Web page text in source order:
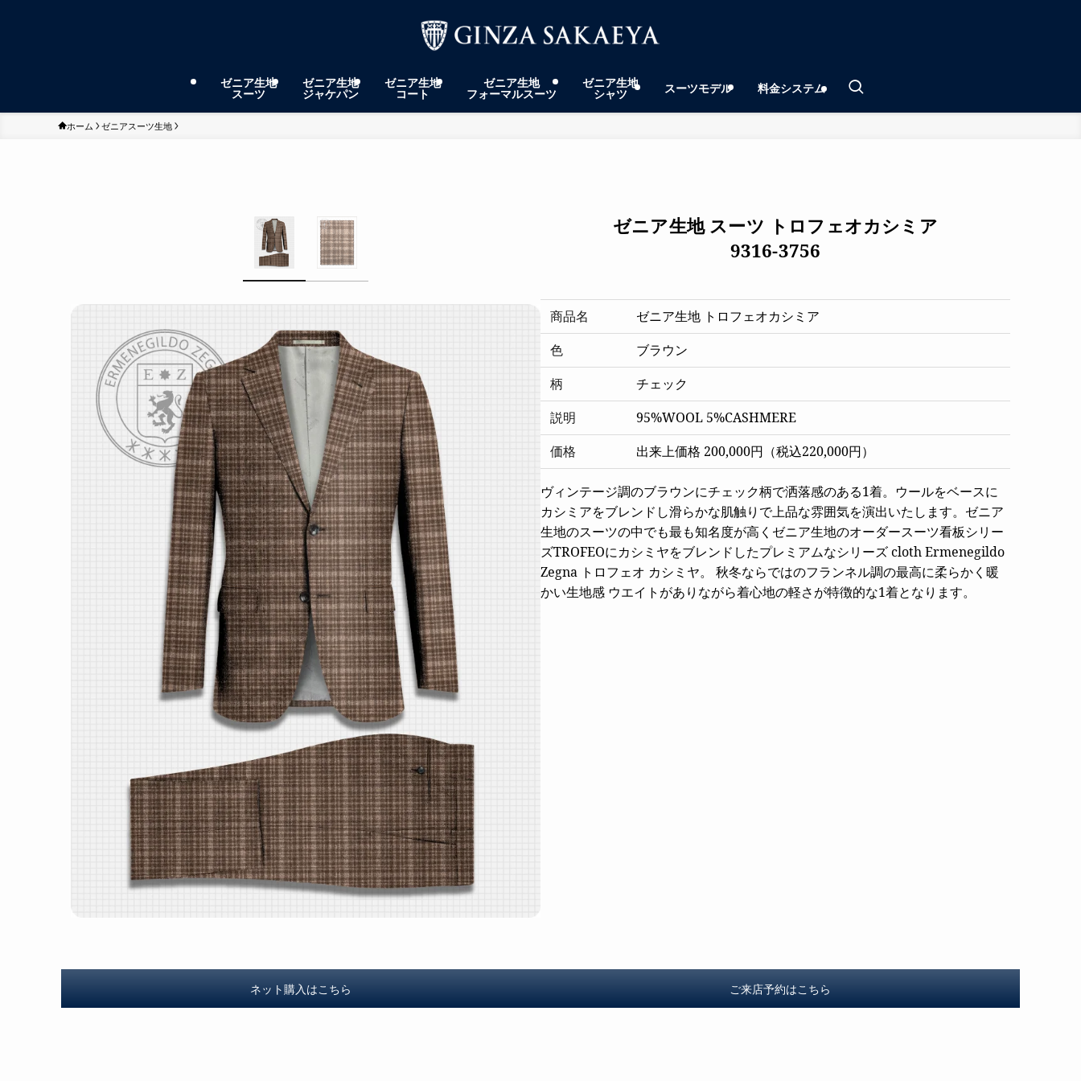
ゼニア生地
スーツ
ゼニア生地
ジャケパン
ゼニア生地
コート
ゼニア生地
フォーマルスーツ
ゼニア生地
シャツ スーツモデル 料金システム
ホーム ゼニアスーツ生地
ゼニア生地 スーツ トロフェオカシミア
9316-3756
商品名
ゼニア生地 トロフェオカシミア
色
ブラウン
柄
チェック
説明
95%WOOL 5%CASHMERE
価格
出来上価格 200,000円（税込220,000円）
ヴィンテージ調のブラウンにチェック柄で洒落感のある1着。ウールをベースに
カシミアをブレンドし滑らかな肌触りで上品な雰囲気を演出いたします。ゼニア
生地のスーツの中でも最も知名度が高くゼニア生地のオーダースーツ看板シリー
ズTROFEOにカシミヤをブレンドしたプレミアムなシリーズ cloth Ermenegildo
Zegna トロフェオ カシミヤ。 秋冬ならではのフランネル調の最高に柔らかく暖
かい生地感 ウエイトがありながら着心地の軽さが特徴的な1着となります。
ネット購入はこちら ご来店予約はこちら